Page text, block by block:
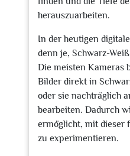
herauszuarbeiten.
In der heutigen
denn je, Schwarz-
Die meisten Kameras
Bilder direkt in
oder sie nachträglich
bearbeiten. Dadurch
ermöglicht, mit dieser
zu experimentieren.